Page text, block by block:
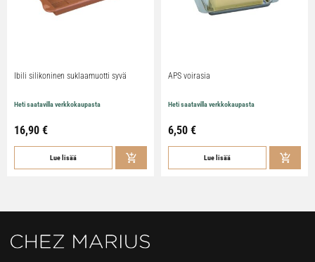
Ibili silikoninen suklaamuotti syvä
Heti saatavilla verkkokaupasta
16,90 €
Lue lisää
APS voirasia
Heti saatavilla verkkokaupasta
6,50 €
Lue lisää